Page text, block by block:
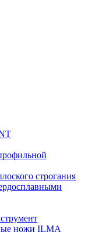
строгания
ножи ILMA